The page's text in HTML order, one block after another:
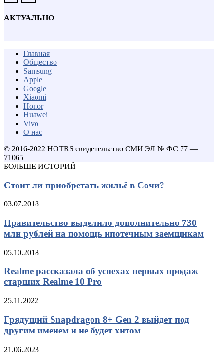
АКТУАЛЬНО
Главная
Общество
Samsung
Apple
Google
Xiaomi
Honor
Huawei
Vivo
О нас
© 2016-2022 HOTRS свидетельство СМИ ЭЛ № ФС 77 —
71065
БОЛЬШЕ ИСТОРИЙ
Стоит ли приобретать жильё в Сочи?
03.07.2018
Правительство выделило дополнительно 730
млн рублей на помощь ипотечным заемщикам
05.10.2018
Realme рассказала об успехах первых продаж
старших Realme 10 Pro
25.11.2022
Грядущий Snapdragon 8+ Gen 2 выйдет под
другим именем и не будет хитом
21.06.2023